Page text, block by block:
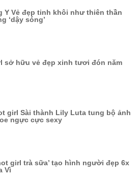
Y Vẻ đẹp tinh khôi như thiên thần
‘dậy sóng’
sở hữu vẻ đẹp xinh tươi đón năm
girl Sài thành Lily Luta tung bộ ảnh
ngực cực sexy
girl trà sữa’ tạo hình người đẹp 6x
Vì